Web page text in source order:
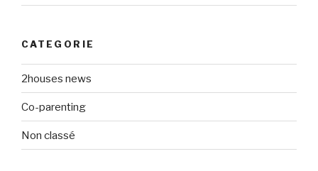
CATEGORIE
2houses news
Co-parenting
Non classé